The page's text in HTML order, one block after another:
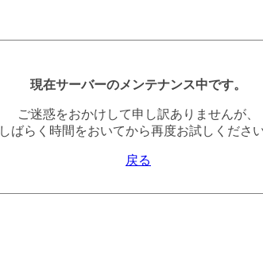
現在サーバーのメンテナンス中です。
ご迷惑をおかけして申し訳ありませんが、
しばらく時間をおいてから再度お試しください
戻る